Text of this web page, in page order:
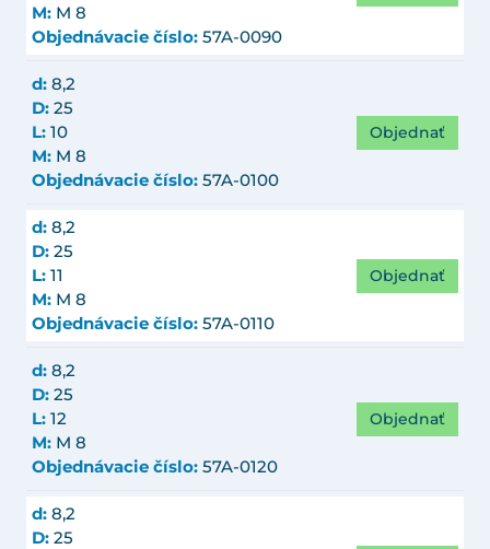
M: M 8
Objednávacie číslo: 57A-0090
d: 8,2
D: 25
L: 10
M: M 8
Objednávacie číslo: 57A-0100
Objednať
d: 8,2
D: 25
L: 11
M: M 8
Objednávacie číslo: 57A-0110
Objednať
d: 8,2
D: 25
L: 12
M: M 8
Objednávacie číslo: 57A-0120
Objednať
d: 8,2
D: 25